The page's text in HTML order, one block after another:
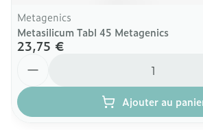
Metagenics
Metasilicum Tabl 45 Metagenics
23,75 €
Ajouter au